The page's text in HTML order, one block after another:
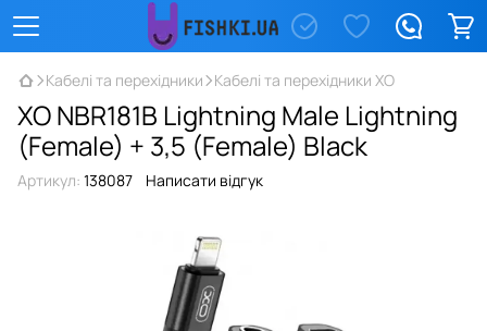
Кабелі та перехідники Кабелі та перехідники XO
XO NBR181B Lightning Male Lightning
(Female) + 3,5 (Female) Black
Артикул: 138087 Написати відгук